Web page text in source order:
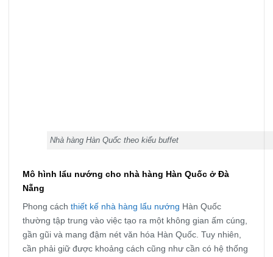
Nhà hàng Hàn Quốc theo kiểu buffet
Mô hình lẩu nướng cho nhà hàng Hàn Quốc ở Đà
Nẵng
Phong cách thiết kế nhà hàng lẩu nướng Hàn Quốc
thường tập trung vào việc tạo ra một không gian ấm cúng,
gần gũi và mang đậm nét văn hóa Hàn Quốc. Tuy nhiên,
cần phải giữ được khoảng cách cũng như cần có hệ thống